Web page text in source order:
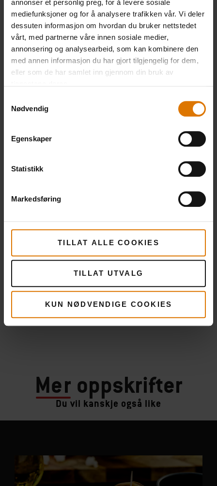
annonser et personlig preg, for å levere sosiale
mediefunksjoner og for å analysere trafikken vår. Vi deler
dessuten informasjon om hvordan du bruker nettstedet
vårt, med partnerne våre innen sosiale medier,
annonsering og analysearbeid, som kan kombinere den
med annen informasjon du har gjort tilgjengelig for dem,
eller som de har samlet inn gjennom din bruk av
Nødvendig
Egenskaper
Statistikk
Markedsføring
TILLAT ALLE COOKIES
TILLAT UTVALG
KUN NØDVENDIGE COOKIES
Gjør det enkelt
Anbefalt tilbehør
Mer oppskrifter
Du vil kanskje også like